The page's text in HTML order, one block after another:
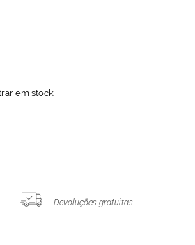
em stock
Devoluções gratuitas